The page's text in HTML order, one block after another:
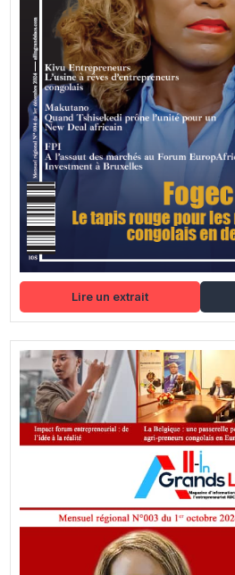
Lire un extrait